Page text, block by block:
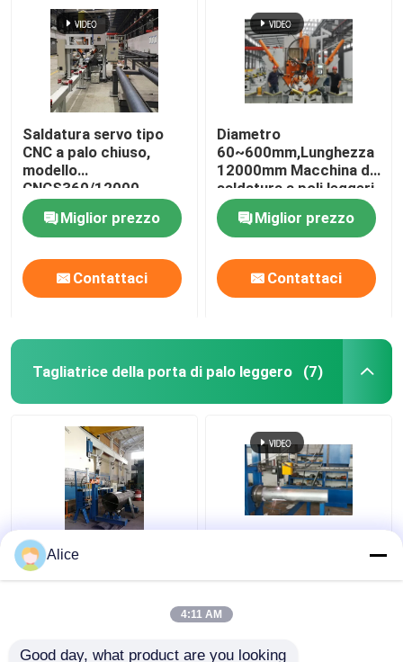
Saldatura servo tipo
CNC a palo chiuso,
modello
CNCS360/12000
Miglior prezzo
Contattaci
Diametro
60~600mm,Lunghezza
12000mm Macchina di
saldatura a poli leggeri
CNC
Miglior prezzo
Contattaci
Tagliatrice della porta di palo leggero (7)
Tagliatrice della porta
di CNC 2000mm palo
Macchina di taglio per
conica
Alice
4:11 AM
Good day, what product are you looking